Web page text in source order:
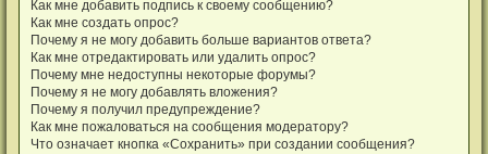
Как мне добавить подпись к своему сообщению?
Как мне создать опрос?
Почему я не могу добавить больше вариантов ответа?
Как мне отредактировать или удалить опрос?
Почему мне недоступны некоторые форумы?
Почему я не могу добавлять вложения?
Почему я получил предупреждение?
Как мне пожаловаться на сообщения модератору?
Что означает кнопка «Сохранить» при создании сообщения?